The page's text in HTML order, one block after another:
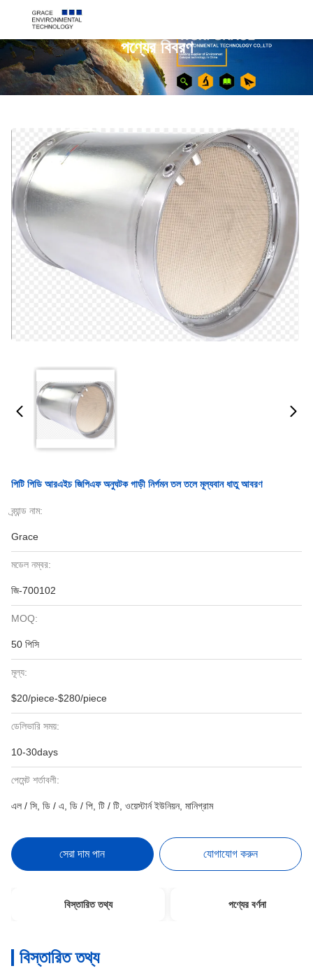
পণ্যের বিবরণ
পিটি পিডি আরএইচ জিপিএফ অনুঘটক গাড়ী নির্গমন তল তলে মূল্যবান ধাতু আবরণ
ব্র্যান্ড নাম:
Grace
মডেল নম্বর:
জি-700102
MOQ:
50 পিসি
মূল্য:
$20/piece-$280/piece
ডেলিভারি সময়:
10-30days
পেমেন্ট শর্তাবলী:
এল / সি, ডি / এ, ডি / পি, টি / টি, ওয়েস্টার্ন ইউনিয়ন, মানিগ্রাম
সেরা দাম পান যোগাযোগ করুন
বিস্তারিত তথ্য পণ্যের বর্ণনা
বিস্তারিত তথ্য